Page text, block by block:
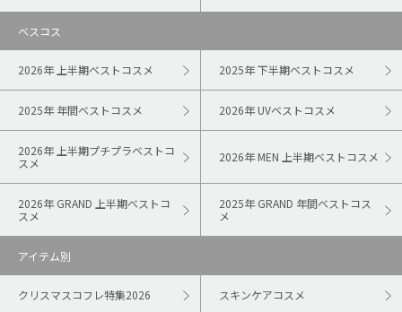
ベスコス
2026年 上半期ベストコスメ 2025年 下半期ベストコスメ
2025年 年間ベストコスメ 2026年 UVベストコスメ
2026年 上半期プチプラベストコ
スメ
2026年 MEN 上半期ベストコスメ
2026年 GRAND 上半期ベストコ
スメ
2025年 GRAND 年間ベストコス
メ
アイテム別
クリスマスコフレ特集2026 スキンケアコスメ